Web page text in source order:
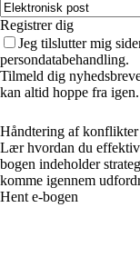
Registrer dig
Jeg tilslutter mig
persondatabehandling.
Tilmeld dig
kan altid hoppe fra
Håndtering af
Lær hvordan du
bogen indeholder
komme igennem
Hent e-bogen